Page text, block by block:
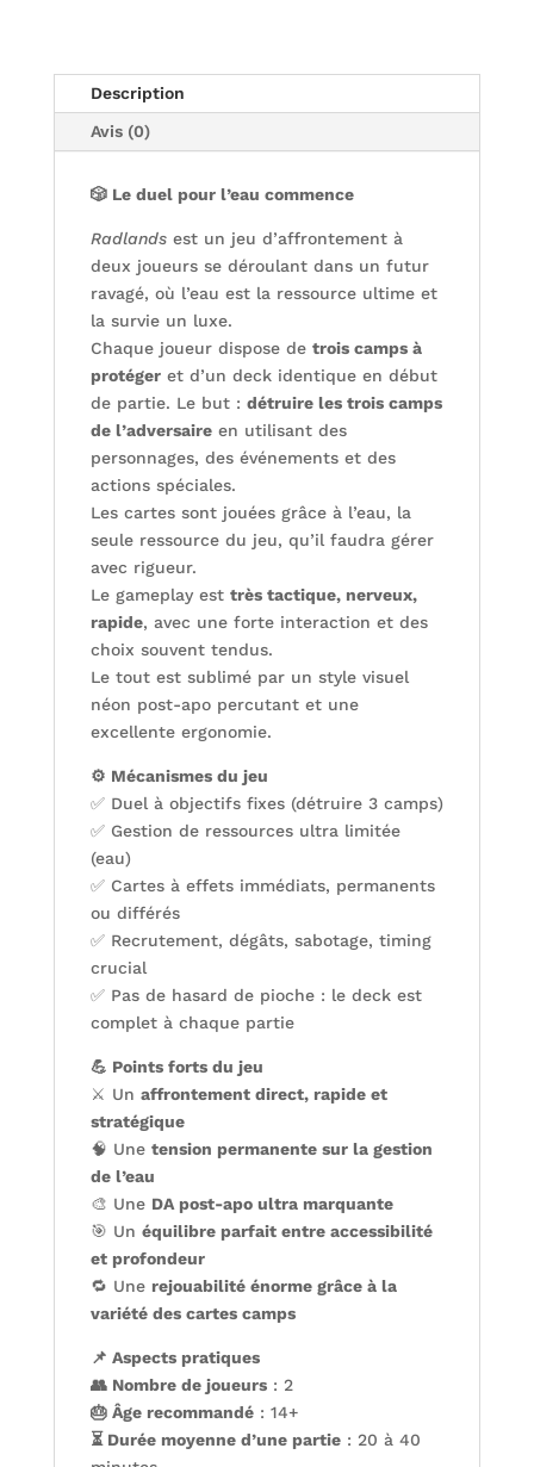
Description
Avis (0)
🎲 Le duel pour l’eau commence
Radlandsest un jeu d’affrontement à
deux joueurs se déroulant dans un futur
ravagé, où l’eau est la ressource ultime et
la survie un luxe.
Chaque joueur dispose de trois camps à
protégeret d’un deck identique en début
de partie. Le but : détruire les trois camps
de l’adversaireen utilisant des
personnages, des événements et des
actions spéciales.
Les cartes sont jouées grâce à l’eau, la
seule ressource du jeu, qu’il faudra gérer
avec rigueur.
Le gameplay est très tactique, nerveux,
rapide, avec une forte interaction et des
choix souvent tendus.
Le tout est sublimé par un style visuel
néon post-apo percutant et une
excellente ergonomie.
⚙️ Mécanismes du jeu
✅ Duel à objectifs fixes (détruire 3 camps)
✅ Gestion de ressources ultra limitée
(eau)
✅ Cartes à effets immédiats, permanents
ou différés
✅ Recrutement, dégâts, sabotage, timing
crucial
✅ Pas de hasard de pioche : le deck est
complet à chaque partie
💪 Points forts du jeu
⚔️ Un affrontement direct, rapide et
stratégique
🧠 Une tension permanente sur la gestion
de l’eau
🎨 Une DA post-apo ultra marquante
🎯 Un équilibre parfait entre accessibilité
et profondeur
🔁 Une rejouabilité énorme grâce à la
variété des cartes camps
📌 Aspects pratiques
👥 Nombre de joueurs: 2
🎂 Âge recommandé: 14+
⏳ Durée moyenne d’une partie: 20 à 40